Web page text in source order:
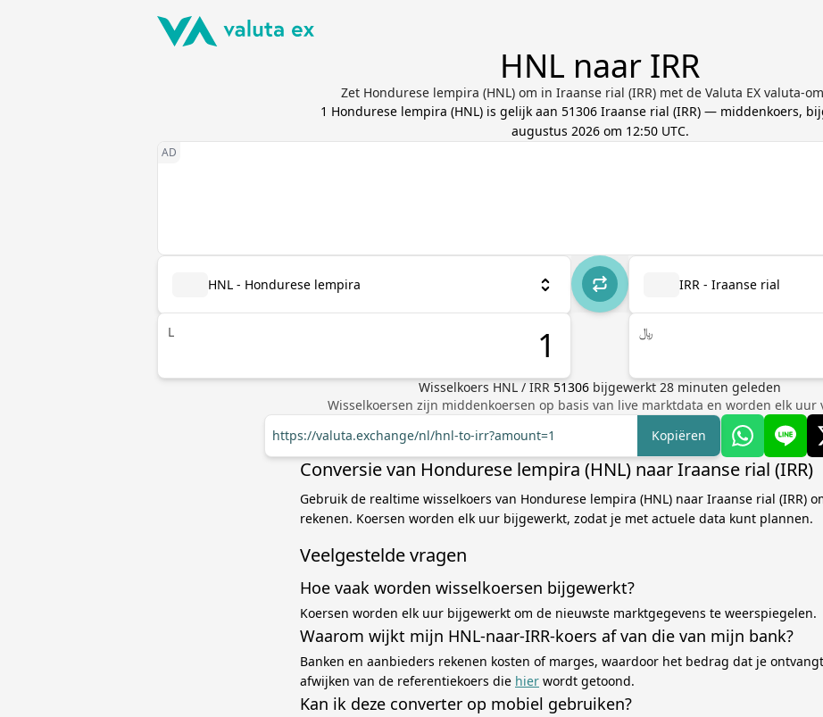
HNL naar IRR
Zet Hondurese lempira (HNL) om in Iraanse rial (IRR) met de Valuta EX valuta-
1 Hondurese lempira (HNL) is gelijk aan 51306 Iraanse rial (IRR) — middenkoers,
augustus 2026 om 12:50 UTC.
HNL - Hondurese lempira
L
IRR - Iraanse rial
﷼
Wisselkoers HNL / IRR 51306 bijgewerkt 28 minuten geleden
Wisselkoersen zijn middenkoersen op basis van live marktdata en worden elk uur
https://valuta.exchange/nl/hnl-to-irr?amount=1
Kopiëren
Conversie van Hondurese lempira (HNL) naar Iraanse rial (IRR)
Gebruik de realtime wisselkoers van Hondurese lempira (HNL) naar Iraanse rial (IRR)
rekenen. Koersen worden elk uur bijgewerkt, zodat je met actuele data kunt plannen.
Veelgestelde vragen
Hoe vaak worden wisselkoersen bijgewerkt?
Koersen worden elk uur bijgewerkt om de nieuwste marktgegevens te weerspiegelen.
Waarom wijkt mijn HNL-naar-IRR-koers af van die van mijn bank?
Banken en aanbieders rekenen kosten of marges, waardoor het bedrag dat je
afwijken van de referentiekoers die hier wordt getoond.
Kan ik deze converter op mobiel gebruiken?